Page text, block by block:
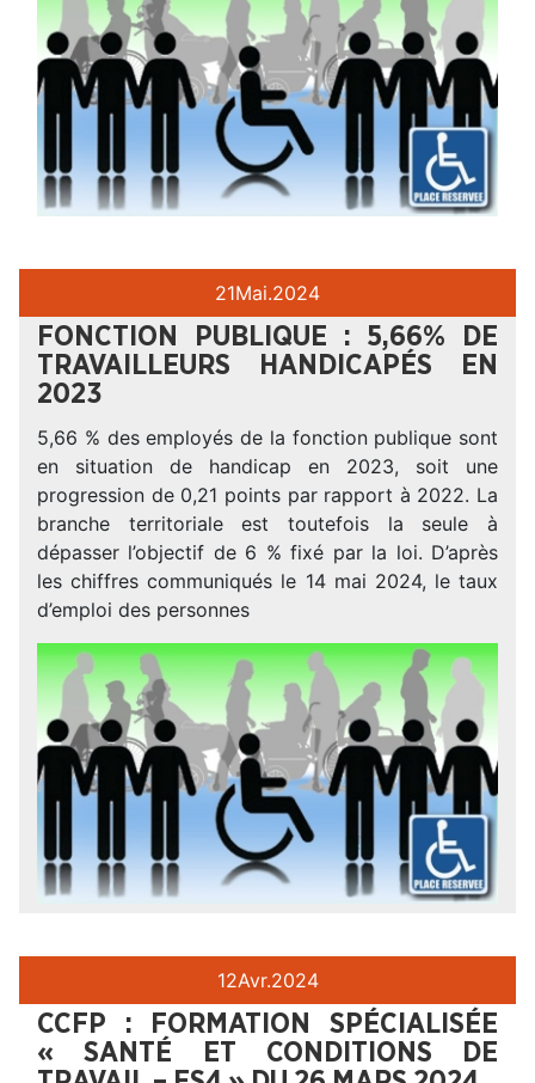
21Mai.2024
FONCTION PUBLIQUE : 5,66% DE
TRAVAILLEURS HANDICAPÉS EN
2023
5,66 % des employés de la fonction publique sont
en situation de handicap en 2023, soit une
progression de 0,21 points par rapport à 2022. La
branche territoriale est toutefois la seule à
dépasser l’objectif de 6 % fixé par la loi. D’après
les chiffres communiqués le 14 mai 2024, le taux
d’emploi des personnes
12Avr.2024
CCFP : FORMATION SPÉCIALISÉE
« SANTÉ ET CONDITIONS DE